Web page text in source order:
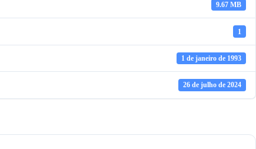
9.67 MB
1
1 de janeiro de 1993
26 de julho de 2024